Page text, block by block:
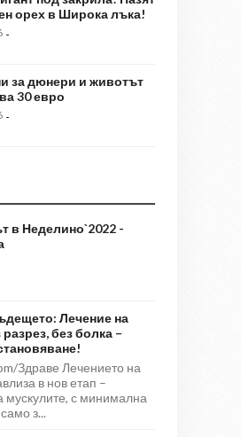
орех в Широка лъка!
-
за дюнери и животът
30 евро
-
в Неделино`2022 -
Лечение на
без болка –
Здраве Лечението на
в нов етап –
мускулите, с минимална
з...